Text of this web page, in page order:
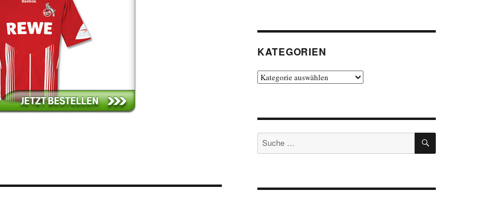
KATEGORIEN
Kategorien
Suche
nach:
SUCHEN